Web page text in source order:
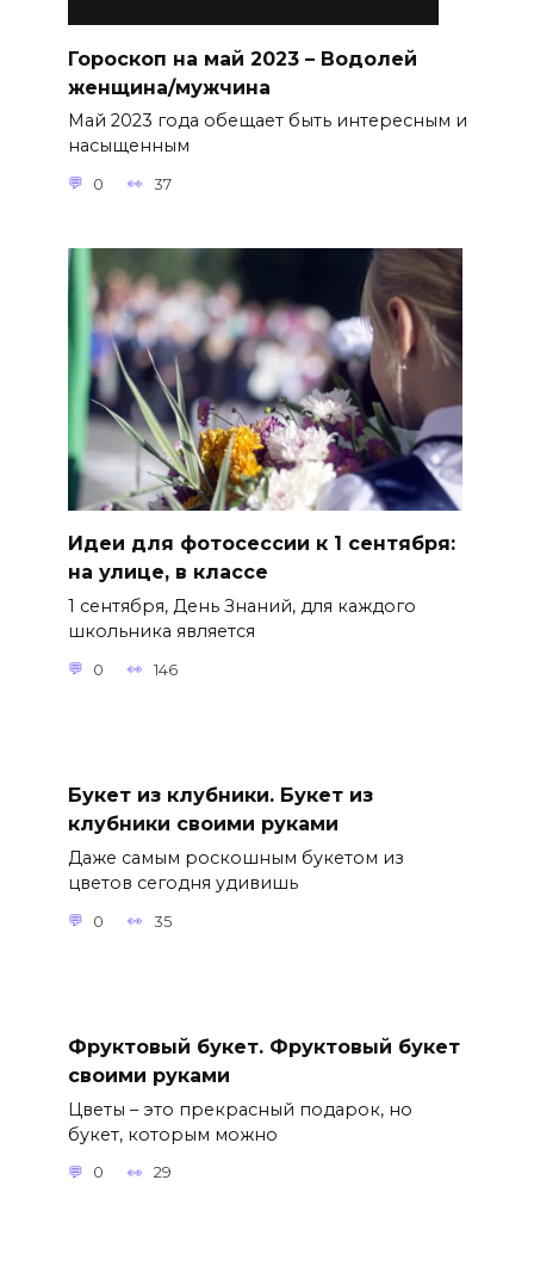
Гороскоп на май 2023 – Водолей
женщина/мужчина
Май 2023 года обещает быть интересным и
насыщенным
0 37
Идеи для фотосессии к 1 сентября:
на улице, в классе
1 сентября, День Знаний, для каждого
школьника является
0 146
Букет из клубники. Букет из
клубники своими руками
Даже самым роскошным букетом из
цветов сегодня удивишь
0 35
Фруктовый букет. Фруктовый букет
своими руками
Цветы – это прекрасный подарок, но
букет, которым можно
0 29